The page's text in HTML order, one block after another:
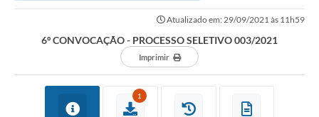
Atualizado em: 29/09/2021 às 11h59
6º CONVOCAÇÃO - PROCESSO SELETIVO 003/2021
Imprimir
1